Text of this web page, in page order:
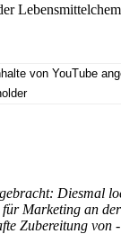
von YouTube
Diesmal
Marketing an
Zubereitung von